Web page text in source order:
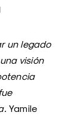
un legado
visión
Yamile